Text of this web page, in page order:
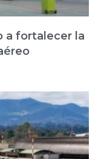
a fortalecer la